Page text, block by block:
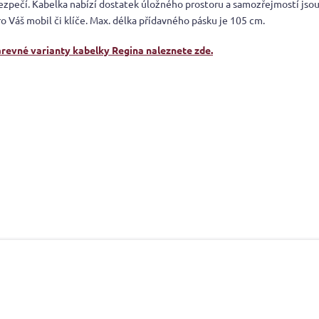
Kabelka nabízí dostatek úložného prostoru a samozřejmostí
Váš mobil či klíče. Max. délka přídavného pásku je 105 cm.
varianty kabelky Regina naleznete zde.